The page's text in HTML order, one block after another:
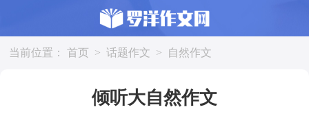
当前位置： 首页 > 话题作文 > 自然作文
倾听大自然作文